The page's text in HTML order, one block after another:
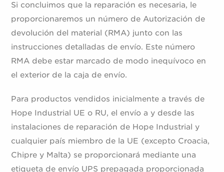
Si concluimos que la reparación es necesaria, le
proporcionaremos un número de Autorización de
devolución del material (RMA) junto con las
instrucciones detalladas de envío. Este número
RMA debe estar marcado de modo inequívoco en
el exterior de la caja de envío.
Para productos vendidos inicialmente a través de
Hope Industrial UE o RU, el envío a y desde las
instalaciones de reparación de Hope Industrial y
cualquier país miembro de la UE (excepto Croacia,
Chipre y Malta) se proporcionará mediante una
etiqueta de envío UPS prepagada proporcionada